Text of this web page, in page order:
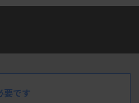
※音楽流れます
要です